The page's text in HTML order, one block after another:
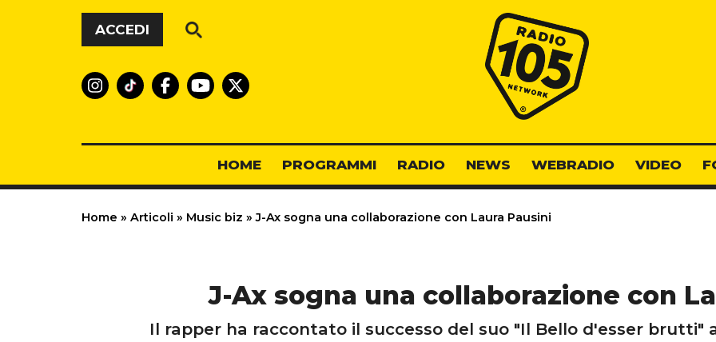
Vai al contenuto
ACCEDI
Radio 105
HOME PROGRAMMI RADIO NEWS WEBRADIO VIDEO
Home » Articoli » Music biz » J-Ax sogna una collaborazione con Laura Pausini
J-Ax sogna una collaborazione con
Il rapper ha raccontato il successo del suo "Il Bello d'esser brutti"